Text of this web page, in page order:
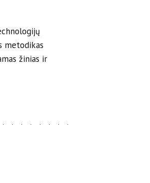
metodikas
žinias ir